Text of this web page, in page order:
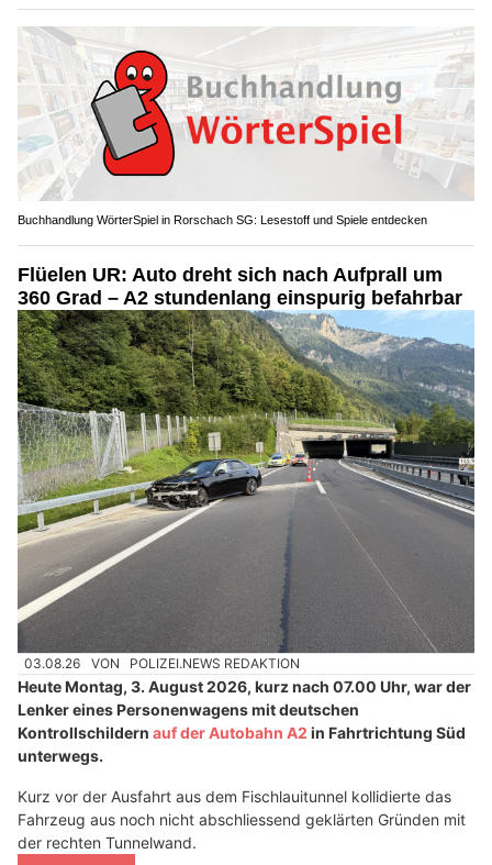
Buchhandlung WörterSpiel in Rorschach SG: Lesestoff und Spiele entdecken
Flüelen UR: Auto dreht sich nach Aufprall um
360 Grad – A2 stundenlang einspurig befahrbar
03.08.26 VON POLIZEI.NEWS REDAKTION
Heute Montag, 3. August 2026, kurz nach 07.00 Uhr, war der
Lenker eines Personenwagens mit deutschen
Kontrollschildern auf der Autobahn A2 in Fahrtrichtung Süd
unterwegs.
Kurz vor der Ausfahrt aus dem Fischlauitunnel kollidierte das
Fahrzeug aus noch nicht abschliessend geklärten Gründen mit
der rechten Tunnelwand.